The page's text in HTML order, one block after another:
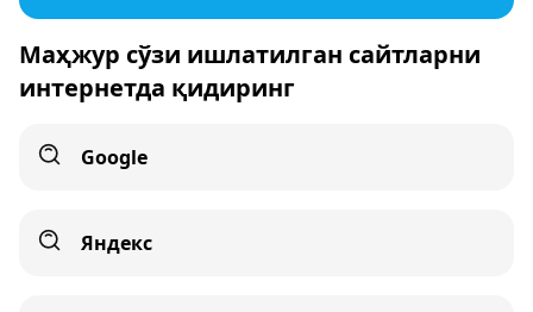
Маҳжур сўзи ишлатилган сайтларни
интернетда қидиринг
Google
Яндекс